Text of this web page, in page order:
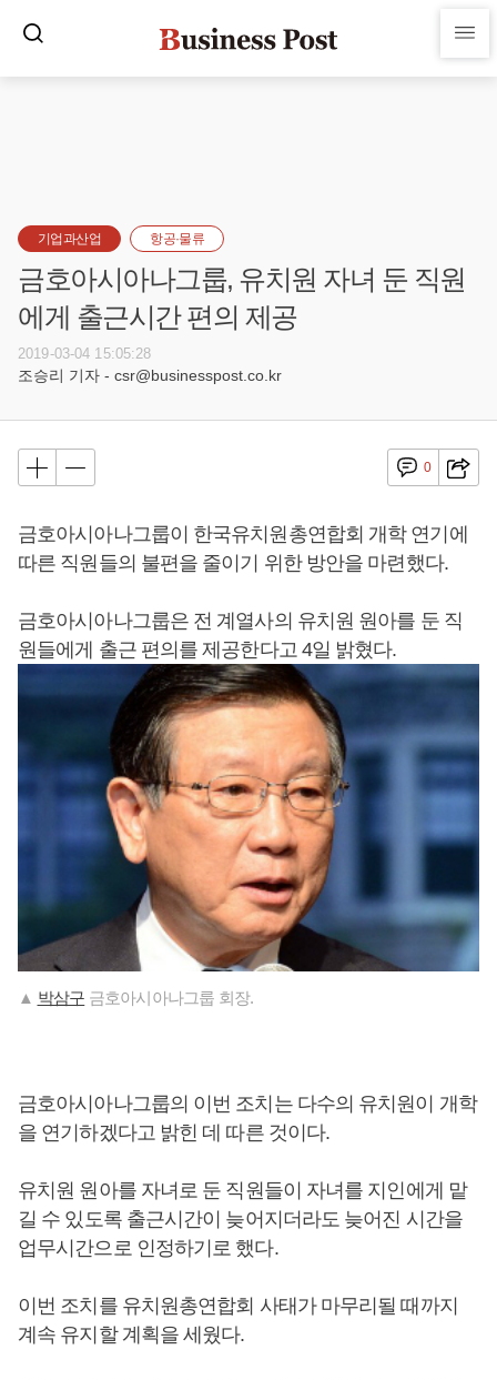
기업과산업 항공·물류
금호아시아나그룹, 유치원 자녀 둔 직원
에게 출근시간 편의 제공
2019-03-04 15:05:28
조승리 기자 - csr@businesspost.co.kr
0
금호아시아나그룹이 한국유치원총연합회 개학 연기에
따른 직원들의 불편을 줄이기 위한 방안을 마련했다.
금호아시아나그룹은 전 계열사의 유치원 원아를 둔 직
원들에게 출근 편의를 제공한다고 4일 밝혔다.
▲ 박삼구 금호아시아나그룹 회장.
금호아시아나그룹의 이번 조치는 다수의 유치원이 개학
을 연기하겠다고 밝힌 데 따른 것이다.
유치원 원아를 자녀로 둔 직원들이 자녀를 지인에게 맡
길 수 있도록 출근시간이 늦어지더라도 늦어진 시간을
업무시간으로 인정하기로 했다.
이번 조치를 유치원총연합회 사태가 마무리될 때까지
계속 유지할 계획을 세웠다.